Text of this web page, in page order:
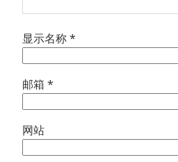
显示名称*
邮箱 *
网站